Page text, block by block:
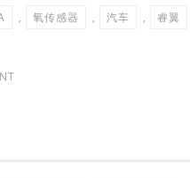
, 氧传感器 , 汽车 , 睿翼